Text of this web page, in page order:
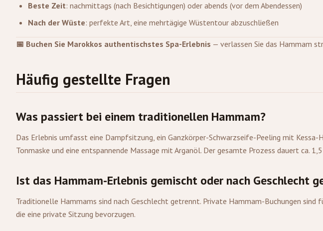
Beste Zeit: nachmittags (nach Besichtigungen) oder abends (vor dem Abendessen)
Nach der Wüste: perfekte Art, eine mehrtägige Wüstentour abzuschließen
📅 Buchen Sie Marokkos authentischstes Spa-Erlebnis — verlassen Sie das Hammam
Häufig gestellte Fragen
Was passiert bei einem traditionellen Hammam?
Das Erlebnis umfasst eine Dampfsitzung, ein Ganzkörper-Schwarzseife-Peeling mit Kessa-
Tonmaske und eine entspannende Massage mit Arganöl. Der gesamte Prozess dauert ca.
Ist das Hammam-Erlebnis gemischt oder nach Geschlecht
Traditionelle Hammams sind nach Geschlecht getrennt. Private Hammam-Buchungen sind
die eine private Sitzung bevorzugen.